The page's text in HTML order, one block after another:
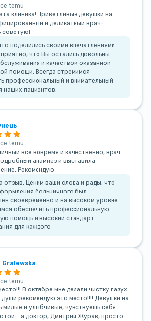
temu
клиника! Приветливые девушки на
и деликатный врач-
советую!
поделились своими впечатлениями.
что Вы остались довольны
и качеством оказанной
помощи. Всегда стремимся
профессиональный и внимательный
наших пациентов.
temu
все вовремя и качественно, врач
анамнез и выставила
Рекомендую
отзыв. Ценим ваши слова и рады, что
больничного был
своевременно и на высоком уровне.
обеспечить профессиональную
помощь и высокий стандарт
для каждого
Gralewska
temu
В октябре мне делали чистку пазух
души рекомендую это место!!!! Девушки на
милые и улыбчивые, чувствуешь себя
а доктор, Дмитрий Журав, просто